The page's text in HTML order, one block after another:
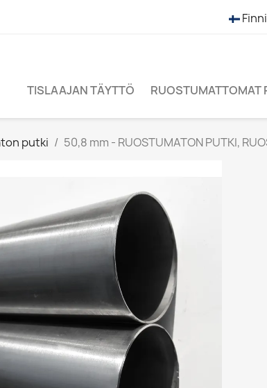
TISLAAJAN TÄYTTÖ RUOSTUMATTOMAT
putki 50,8 mm - RUOSTUMATON PUTKI,